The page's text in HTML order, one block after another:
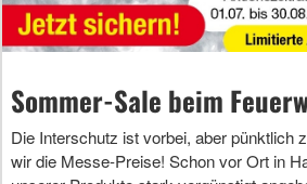
Sommer-Sale beim
Die Interschutz ist vorbei, aber pünktlich
wir die Messe-Preise! Schon vor Ort in